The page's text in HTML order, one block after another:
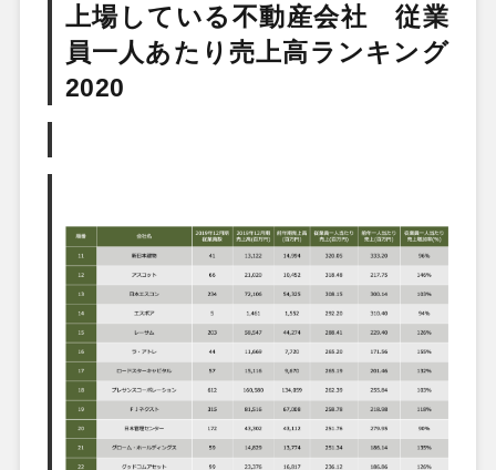
上場している不動産会社 従業
員一人あたり売上高ランキング
2020